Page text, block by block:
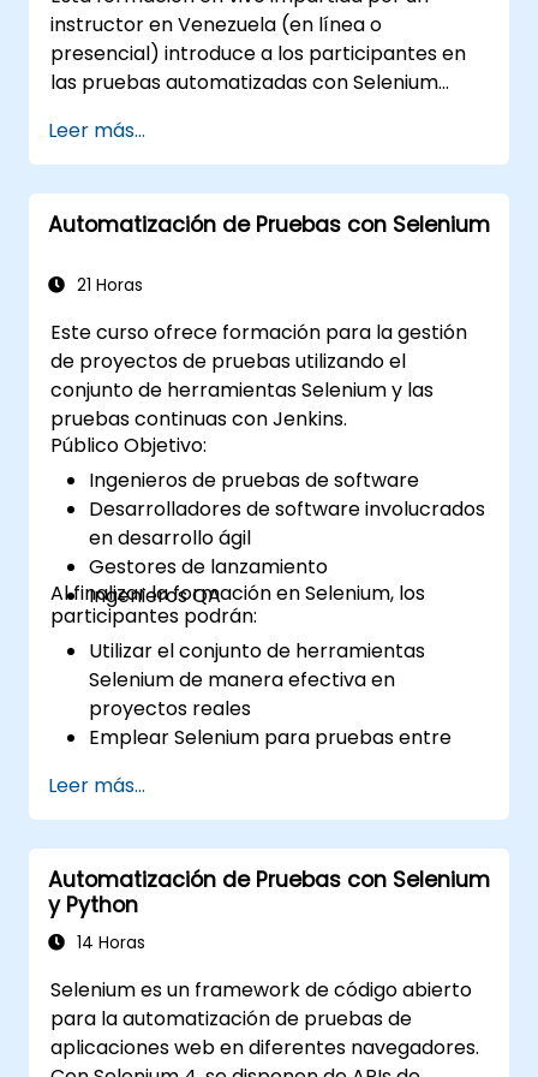
selenium-training).
instructor en Venezuela (en línea o
presencial) introduce a los participantes en
las pruebas automatizadas con Selenium
experiencia programando en C# o deseas
repasar este lenguaje, te recomendamos el
curso: C# para Ingenieros de Pruebas
Automatizadas.
Leer más...
Automatización de Pruebas con Selenium
21 Horas
Este curso ofrece formación para la gestión
de proyectos de pruebas utilizando el
conjunto de herramientas Selenium y las
pruebas continuas con Jenkins.
Público Objetivo:
Ingenieros de pruebas de software
Desarrolladores de software involucrados
en desarrollo ágil
Gestores de lanzamiento
Ingenieros QA
Al finalizar la formación en Selenium, los
participantes podrán:
Utilizar el conjunto de herramientas
Selenium de manera efectiva en
proyectos reales
Emplear Selenium para pruebas entre
Distribuir las pruebas utilizando Selenium
Grid
Ejecutar pruebas de regresión con
Selenium en Jenkins
Preparar informes de pruebas e informes
periódicos usando Jenkins
Leer más...
Automatización de Pruebas con Selenium
y Python
14 Horas
Selenium es un framework de código abierto
para la automatización de pruebas de
aplicaciones web en diferentes navegadores.